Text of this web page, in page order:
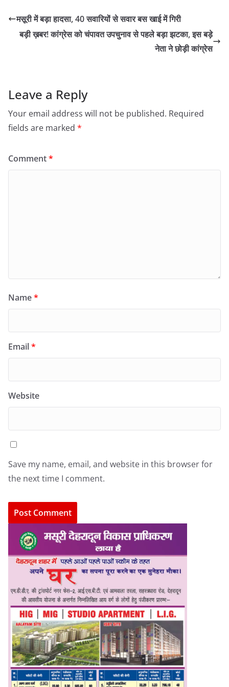
मसूरी में बड़ा हादसा, 40 सवारियों से सवार बस खाई में गिरी
बड़ी ख़बर! कांग्रेस को चंपावत उपचुनाव से पहले बड़ा झटका, इस बड़े
नेता ने छोड़ी कांग्रेस
Leave a Reply
Your email address will not be published. Required
fields are marked *
Comment*
Name*
Email*
Website
Save my name, email, and website in this browser for
the next time I comment.